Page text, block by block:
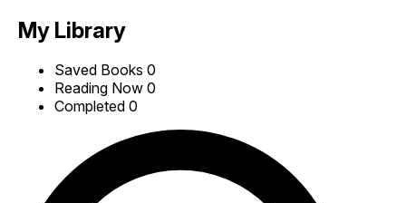
My Library
Saved Books 0
Reading Now 0
Completed 0